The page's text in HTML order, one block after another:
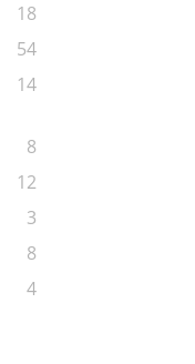
18
54
14
8
12
3
8
4